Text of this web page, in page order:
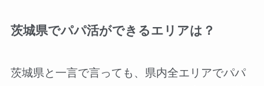
茨城県でパパ活ができるエリアは？
茨城県と一言で言っても、県内全エリアでパパ